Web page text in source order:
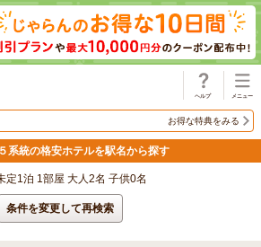
お得な特典をみる
系統の格安ホテルを駅名から探す
定1泊 1部屋 大人2名 子供0名
条件を変更して再検索